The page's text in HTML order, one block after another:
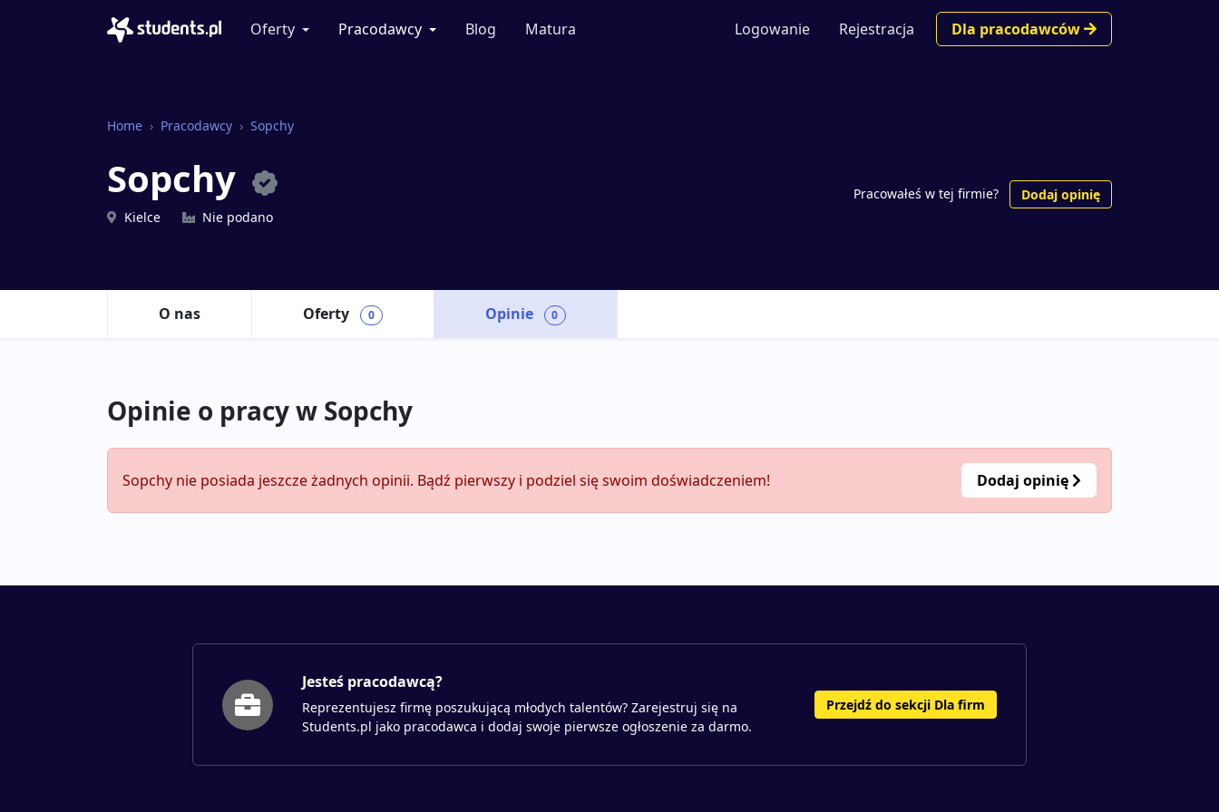
Oferty Pracodawcy Blog Matura Logowanie Rejestracja Dla pracodawców
Home Pracodawcy Sopchy
Sopchy
Kielce Nie podano
Pracowałeś w tej firmie? Dodaj opinię
O nas Oferty 0 Opinie 0
Opinie o pracy w Sopchy
Sopchy nie posiada jeszcze żadnych opinii. Bądź pierwszy i podziel się swoim doświadczeniem! Dodaj opinię
Jesteś pracodawcą?
Reprezentujesz firmę poszukującą młodych talentów? Zarejestruj się na
Students.pl jako pracodawca i dodaj swoje pierwsze ogłoszenie za darmo.
Przejdź do sekcji Dla firm